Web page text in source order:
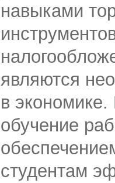
навыками
являются
в
обучение
студентам